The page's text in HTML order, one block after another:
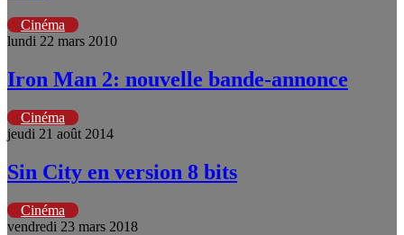
Cinéma
lundi 22 mars 2010
Iron Man 2: nouvelle bande-annonce
Cinéma
jeudi 21 août 2014
Sin City en version 8 bits
Cinéma
vendredi 23 mars 2018